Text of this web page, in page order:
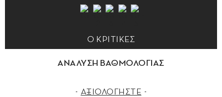
0 ΚΡΙΤΙΚΕΣ
ΑΝΑΛΥΣΗ ΒΑΘΜΟΛΟΓΙΑΣ
ΑΞΙΟΛΟΓΗΣΤΕ